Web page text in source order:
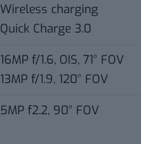
Wireless charging
Quick Charge 3.0
16MP f/1.6, OIS, 71° FOV
13MP f/1.9, 120° FOV
5MP f2.2, 90° FOV